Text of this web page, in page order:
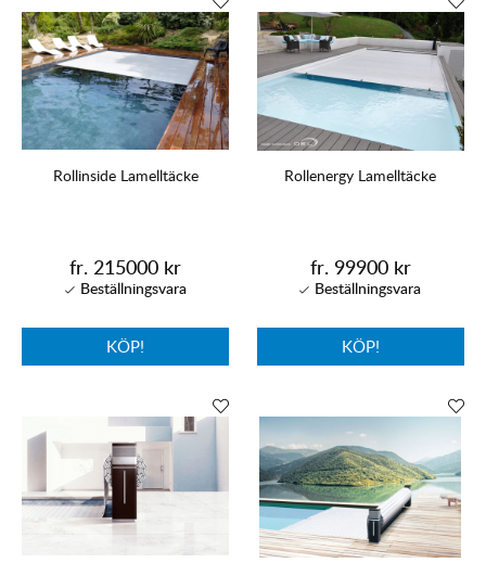
Rollinside Lamelltäcke
fr. 215000 kr
KÖP!
Rollenergy Lamelltäcke
fr. 99900 kr
KÖP!